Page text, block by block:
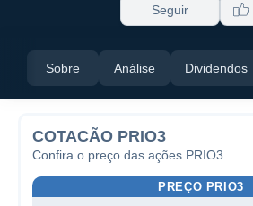
Seguir
Sobre Análise Dividendos
COTACÃO PRIO3
Confira o preço das ações PRIO3
PREÇO PRIO3